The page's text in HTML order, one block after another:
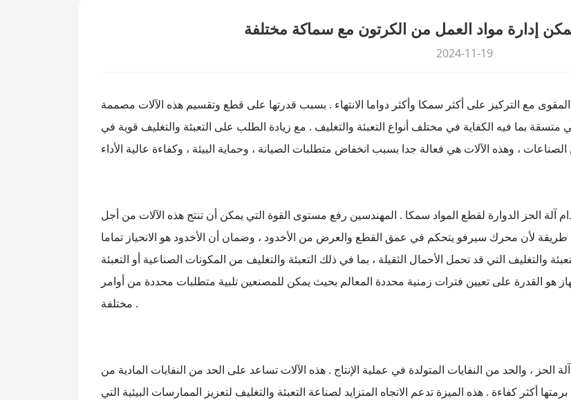
إدارة مواد العمل من الكرتون مع سماكة مختلفة
2024-11-19
مع التركيز على أكثر سمكا وأكثر دواما الانتهاء . بسبب قدرتها على قطع وتقسيم هذه الآلات مصممة
بما فيه الكفاية في مختلف أنواع التعبئة والتغليف . مع زيادة الطلب على التعبئة والتغليف قوية في
الحز الدوارة لقطع المواد سمكا . المهندسين رفع مستوى القوة التي يمكن أن تنتج هذه الآلات من أجل
لأن محرك سيرفو يتحكم في عمق القطع والعرض من الأخدود ، وضمان أن الأخدود هو الانحياز تماما
والتغليف التي قد تحمل الأحمال الثقيلة ، بما في ذلك التعبئة والتغليف من المكونات الصناعية أو التعبئة
هو القدرة على تعيين فترات زمنية محددة المعالم بحيث يمكن للمصنعين تلبية متطلبات محددة من أوامر
مختلفة .
الحز ، والحد من النفايات المتولدة في عملية الإنتاج . هذه الآلات تساعد على الحد من النفايات المادية من
أكثر كفاءة . هذه الميزة تدعم الاتجاه المتزايد لصناعة التعبئة والتغليف لتعزيز الممارسات البيئية التي